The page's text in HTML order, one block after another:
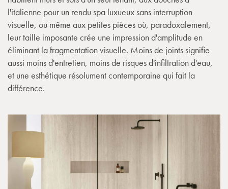
l'italienne pour un rendu spa luxueux sans interruption
visuelle, ou même aux petites pièces où, paradoxalement,
leur taille imposante crée une impression d'amplitude en
éliminant la fragmentation visuelle. Moins de joints signifie
aussi moins d'entretien, moins de risques d'infiltration d'eau,
et une esthétique résolument contemporaine qui fait la
différence.